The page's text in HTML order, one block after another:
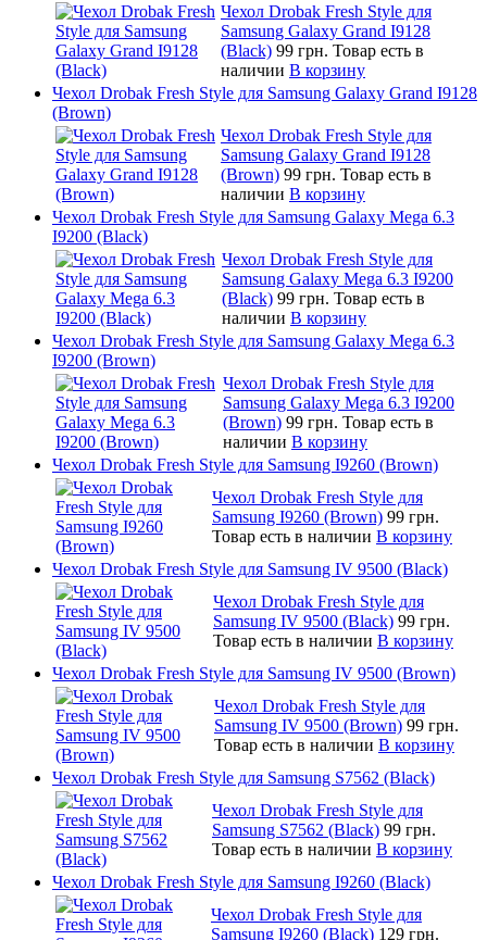
Чехол Drobak Fresh Style для
Samsung Galaxy Grand I9128
(Black) 99 грн. Товар есть в
наличии В корзину
Чехол Drobak Fresh Style для Samsung Galaxy Grand I9128
(Brown)
Чехол Drobak Fresh Style для
Samsung Galaxy Grand I9128
(Brown) 99 грн. Товар есть в
наличии В корзину
Чехол Drobak Fresh Style для Samsung Galaxy Mega 6.3
I9200 (Black)
Чехол Drobak Fresh Style для
Samsung Galaxy Mega 6.3 I9200
(Black) 99 грн. Товар есть в
наличии В корзину
Чехол Drobak Fresh Style для Samsung Galaxy Mega 6.3
I9200 (Brown)
Чехол Drobak Fresh Style для
Samsung Galaxy Mega 6.3 I9200
(Brown) 99 грн. Товар есть в
наличии В корзину
Чехол Drobak Fresh Style для Samsung I9260 (Brown)
Чехол Drobak Fresh Style для
Samsung I9260 (Brown) 99 грн.
Товар есть в наличии В корзину
Чехол Drobak Fresh Style для Samsung IV 9500 (Black)
Чехол Drobak Fresh Style для
Samsung IV 9500 (Black) 99 грн.
Товар есть в наличии В корзину
Чехол Drobak Fresh Style для Samsung IV 9500 (Brown)
Чехол Drobak Fresh Style для
Samsung IV 9500 (Brown) 99 грн.
Товар есть в наличии В корзину
Чехол Drobak Fresh Style для Samsung S7562 (Black)
Чехол Drobak Fresh Style для
Samsung S7562 (Black) 99 грн.
Товар есть в наличии В корзину
Чехол Drobak Fresh Style для Samsung I9260 (Black)
Чехол Drobak Fresh Style для
Samsung I9260 (Black) 129 грн.